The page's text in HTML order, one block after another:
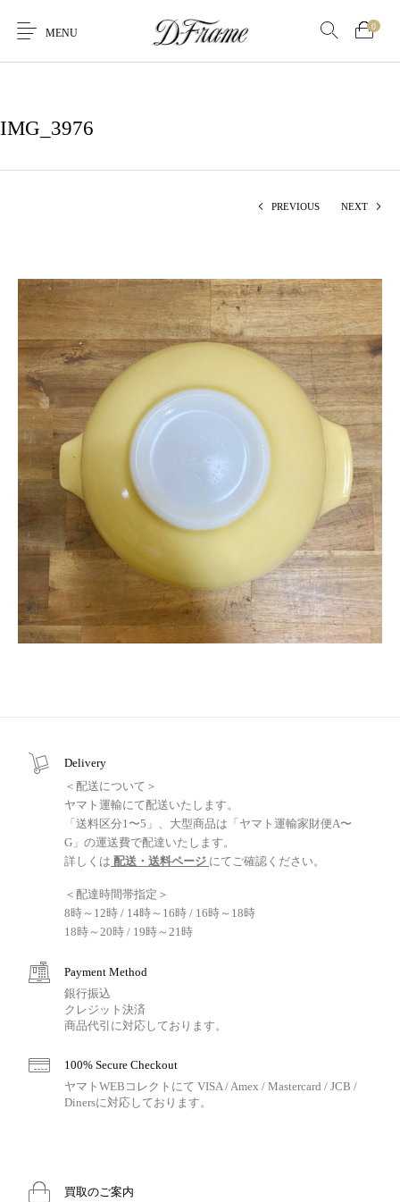
MENU
0
IMG_3976
PREVIOUS NEXT
Delivery
＜配送について＞
ヤマト運輸にて配送いたします。
「送料区分1〜5」、大型商品は「ヤマト運輸家財便A〜
G」の運送費で配達いたします。
詳しくは 配送・送料ページ にてご確認ください。
＜配達時間帯指定＞
8時～12時 / 14時～16時 / 16時～18時
18時～20時 / 19時～21時
Payment Method
銀行振込
クレジット決済
商品代引に対応しております。
100% Secure Checkout
ヤマトWEBコレクトにて VISA / Amex / Mastercard / JCB /
Dinersに対応しております。
買取のご案内